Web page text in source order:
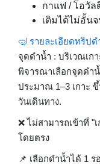
กาแฟ / โอวัล
เติมได้ไม่อั้น
🤿 รายละเอียดทริปด
จุดดำน้ำ : บริเวณเก
พิจารณาเลือกจุดดำ
ประมาณ 1–3 เกาะ
วันเดินทาง.
❌ ไม่สามารถเข้าที่ "
โดยตรง
📌 เลือกดำน้ำได้ 1 ร